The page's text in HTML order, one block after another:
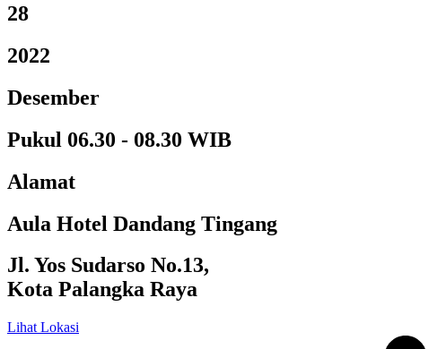
28
2022
Desember
Pukul 06.30 - 08.30 WIB
Alamat
Aula Hotel Dandang Tingang
Jl. Yos Sudarso No.13,
Kota Palangka Raya
Lihat Lokasi